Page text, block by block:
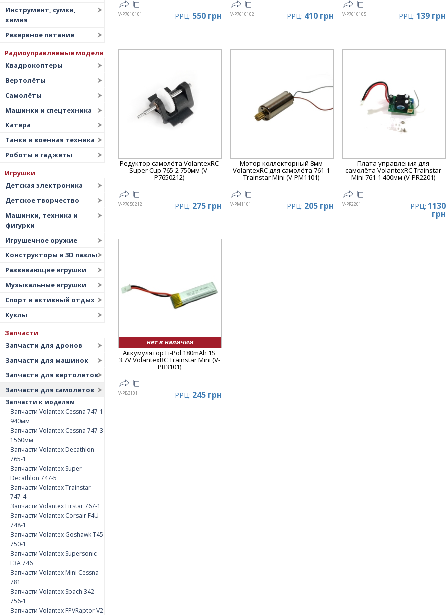
Инструмент, сумки,
химия
Резервное питание
Радиоуправляемые модели
Квадрокоптеры
Вертолёты
Самолёты
Машинки и спецтехника
Катера
Танки и военная техника
Роботы и гаджеты
Игрушки
Детская электроника
Детское творчество
Машинки, техника и
фигурки
Игрушечное оружие
Конструкторы и 3D пазлы
Развивающие игрушки
Музыкальные игрушки
Спорт и активный отдых
Куклы
Запчасти
Запчасти для дронов
Запчасти для машинок
Запчасти для вертолетов
Запчасти для самолетов
Запчасти к моделям
Запчасти Volantex Cessna 747-1
940мм
Запчасти Volantex Cessna 747-3
1560мм
Запчасти Volantex Decathlon
765-1
Запчасти Volantex Super
Decathlon 747-5
Запчасти Volantex Trainstar
747-4
Запчасти Volantex Firstar 767-1
Запчасти Volantex Corsair F4U
748-1
Запчасти Volantex Goshawk T45
750-1
Запчасти Volantex Supersonic
F3A 746
Запчасти Volantex Mini Cessna
781
Запчасти Volantex Sbach 342
756-1
Запчасти Volantex FPVRaptor V2
V-P7610101 РРЦ: 550 грн V-P7610102 РРЦ: 410 грн V-P7610105 РРЦ: 139 грн
Редуктор самолёта VolantexRC
Super Cup 765-2 750мм (V-
P7650212)
V-P7650212 РРЦ: 275 грн
Мотор коллекторный 8мм
VolantexRC для самолёта 761-1
Trainstar Mini (V-PM1101)
V-PM1101 РРЦ: 205 грн
Плата управления для
самолёта VolantexRC Trainstar
Mini 761-1 400мм (V-PR2201)
V-PR2201 РРЦ: 1130
грн
нет в наличии
Аккумулятор Li-Pol 180mAh 1S
3.7V VolantexRC Trainstar Mini (V-
PB3101)
V-PB3101 РРЦ: 245 грн